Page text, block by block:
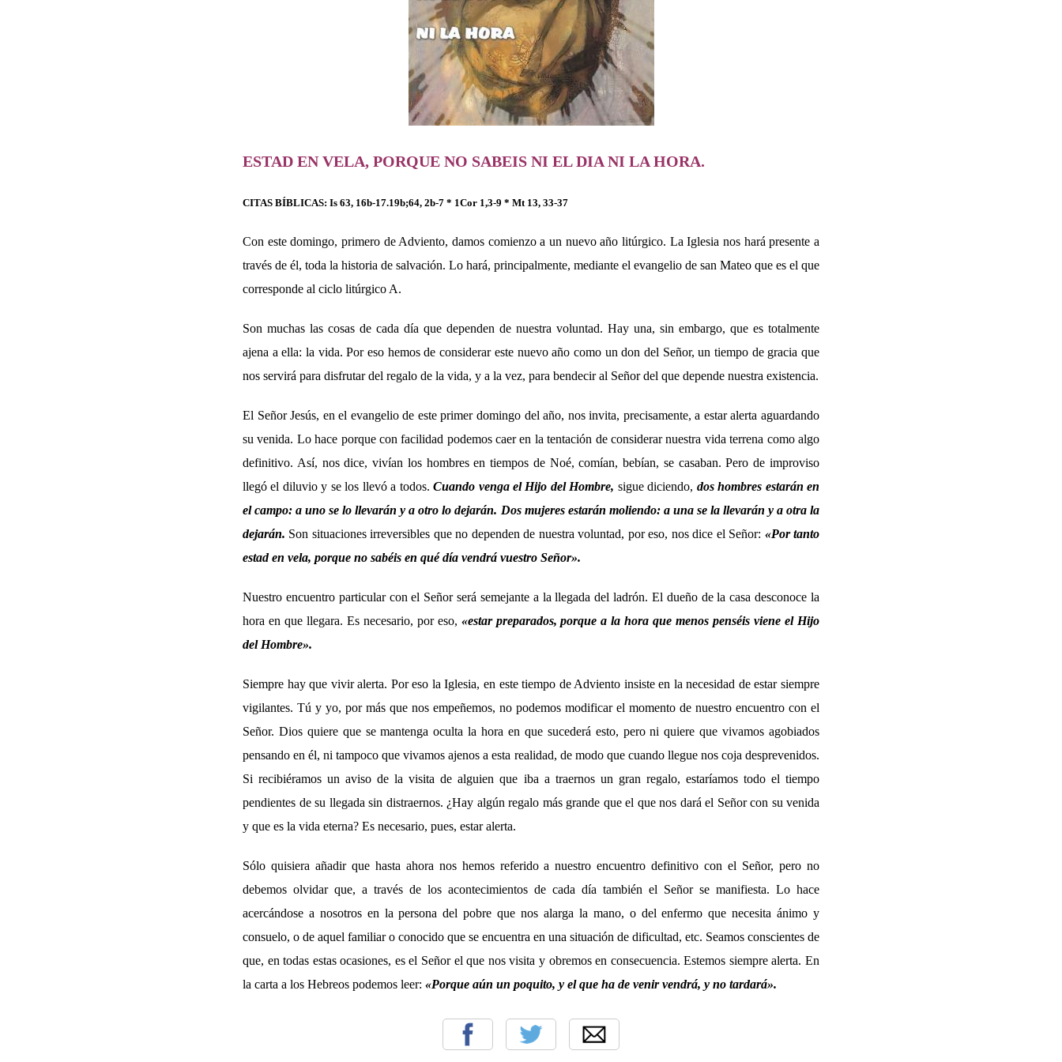
ESTAD EN VELA, PORQUE NO SABEIS NI EL DIA NI LA HORA.
CITAS BÍBLICAS: Is 63, 16b-17.19b;64, 2b-7 * 1Cor 1,3-9 * Mt 13, 33-37
Con este domingo, primero de Adviento, damos comienzo a un nuevo año litúrgico. La Iglesia nos hará presente a
través de él, toda la historia de salvación. Lo hará, principalmente, mediante el evangelio de san Mateo que es el que
corresponde al ciclo litúrgico A.
Son muchas las cosas de cada día que dependen de nuestra voluntad. Hay una, sin embargo, que es totalmente
ajena a ella: la vida. Por eso hemos de considerar este nuevo año como un don del Señor, un tiempo de gracia que
nos servirá para disfrutar del regalo de la vida, y a la vez, para bendecir al Señor del que depende nuestra existencia.
El Señor Jesús, en el evangelio de este primer domingo del año, nos invita, precisamente, a estar alerta aguardando
su venida. Lo hace porque con facilidad podemos caer en la tentación de considerar nuestra vida terrena como algo
definitivo. Así, nos dice, vivían los hombres en tiempos de Noé, comían, bebían, se casaban. Pero de improviso
llegó el diluvio y se los llevó a todos.Cuando venga el Hijo del Hombre, sigue diciendo, dos hombres estarán en
el campo: a uno se lo llevarán y a otro lo dejarán. Dos mujeres estarán moliendo: a una se la llevarán y a otra la
dejarán. Son situaciones irreversibles que no dependen de nuestra voluntad, por eso, nos dice el Señor: «Por tanto
estad en vela, porque no sabéis en qué día vendrá vuestro Señor».
Nuestro encuentro particular con el Señor será semejante a la llegada del ladrón. El dueño de la casa desconoce la
hora en que llegara. Es necesario, por eso, «estar preparados, porque a la hora que menos penséis viene el Hijo
del Hombre».
Siempre hay que vivir alerta. Por eso la Iglesia, en este tiempo de Adviento insiste en la necesidad de estar siempre
vigilantes. Tú y yo, por más que nos empeñemos, no podemos modificar el momento de nuestro encuentro con el
Señor. Dios quiere que se mantenga oculta la hora en que sucederá esto, pero ni quiere que vivamos agobiados
pensando en él, ni tampoco que vivamos ajenos a esta realidad, de modo que cuando llegue nos coja desprevenidos.
Si recibiéramos un aviso de la visita de alguien que iba a traernos un gran regalo, estaríamos todo el tiempo
pendientes de su llegada sin distraernos. ¿Hay algún regalo más grande que el que nos dará el Señor con su venida
y que es la vida eterna? Es necesario, pues, estar alerta.
Sólo quisiera añadir que hasta ahora nos hemos referido a nuestro encuentro definitivo con el Señor, pero no
debemos olvidar que, a través de los acontecimientos de cada día también el Señor se manifiesta. Lo hace
acercándose a nosotros en la persona del pobre que nos alarga la mano, o del enfermo que necesita ánimo y
consuelo, o de aquel familiar o conocido que se encuentra en una situación de dificultad, etc. Seamos conscientes de
que, en todas estas ocasiones, es el Señor el que nos visita y obremos en consecuencia. Estemos siempre alerta. En
la carta a los Hebreos podemos leer: «Porque aún un poquito, y el que ha de venir vendrá, y no tardará».